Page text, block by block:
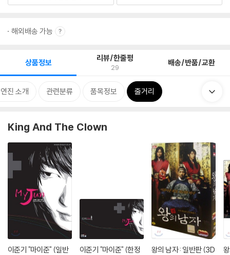
해외배송 가능
상품정보 리뷰/한줄평
29 배송/반품/교환
진 소개 관련분류 품목정보 줄거리
King And The Clown
이준기 "마이준" (일반
이준기 "마이준" (한정
왕의 남자 : 일반판 (3D